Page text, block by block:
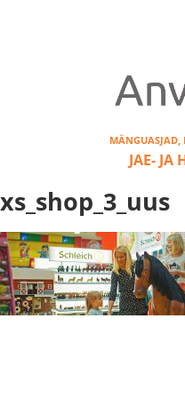
MÄNGUASJAD,
JAE- JA
xs_shop_3_uus